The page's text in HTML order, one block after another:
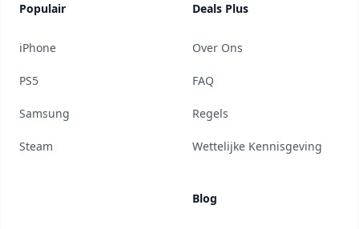
Populair
iPhone
PS5
Samsung
Steam
Deals Plus
Over Ons
FAQ
Regels
Wettelijke Kennisgeving
Blog